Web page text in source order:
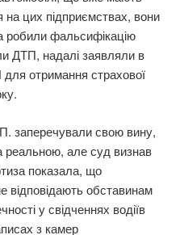
цих підприємствах, вони
робили фальсифікацію
ДТП, надалі заявляли в
отримання страхової
заперечували свою вину,
але суд визнав
показала, що
відповідають обставинам
у свідченнях водіїв
з камер